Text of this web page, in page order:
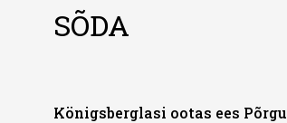
SÕDA
Königsberglasi ootas ees Põrgu